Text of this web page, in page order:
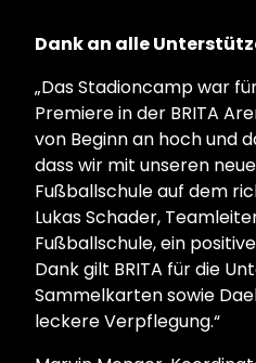
Dank an alle
„Das Stadioncamp war
Premiere in der BRITA
von Beginn an hoch und
dass wir mit unseren
Fußballschule auf dem
Lukas Schader,
Fußballschule, ein
Dank gilt BRITA für die
Sammelkarten sowie
leckere Verpflegung.“